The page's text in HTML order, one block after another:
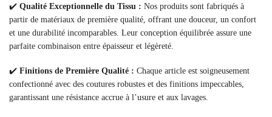
✔️ Qualité Exceptionnelle du Tissu : Nos produits sont fabriqués à
partir de matériaux de première qualité, offrant une douceur, un confort
et une durabilité incomparables. Leur conception équilibrée assure une
parfaite combinaison entre épaisseur et légèreté.
✔️ Finitions de Première Qualité : Chaque article est soigneusement
confectionné avec des coutures robustes et des finitions impeccables,
garantissant une résistance accrue à l’usure et aux lavages.